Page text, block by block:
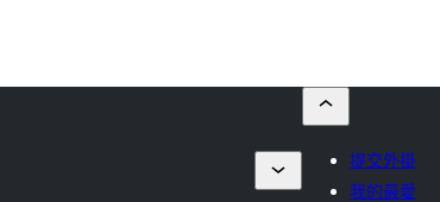
提交外掛
我的最愛